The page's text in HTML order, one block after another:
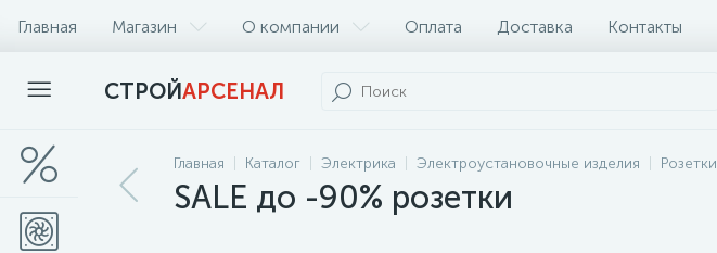
Главная Магазин О компании Оплата Доставка Контакты
СТРОЙАРСЕНАЛ
Главная Каталог Электрика Электроустановочные изделия Розетки
SALE до -90% розетки